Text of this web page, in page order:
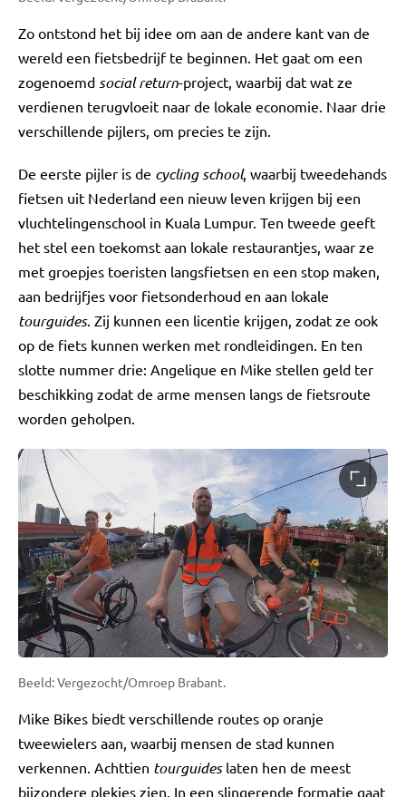
Zo ontstond het bij idee om aan de andere kant van de
wereld een fietsbedrijf te beginnen. Het gaat om een
zogenoemd social return-project, waarbij dat wat ze
verdienen terugvloeit naar de lokale economie. Naar drie
verschillende pijlers, om precies te zijn.
De eerste pijler is de cycling school, waarbij tweedehands
fietsen uit Nederland een nieuw leven krijgen bij een
vluchtelingenschool in Kuala Lumpur. Ten tweede geeft
het stel een toekomst aan lokale restaurantjes, waar ze
met groepjes toeristen langsfietsen en een stop maken,
aan bedrijfjes voor fietsonderhoud en aan lokale
tourguides. Zij kunnen een licentie krijgen, zodat ze ook
op de fiets kunnen werken met rondleidingen. En ten
slotte nummer drie: Angelique en Mike stellen geld ter
beschikking zodat de arme mensen langs de fietsroute
worden geholpen.
Beeld: Vergezocht/Omroep Brabant.
Mike Bikes biedt verschillende routes op oranje
tweewielers aan, waarbij mensen de stad kunnen
verkennen. Achttien tourguideslaten hen de meest
bijzondere plekjes zien. In een slingerende formatie gaat